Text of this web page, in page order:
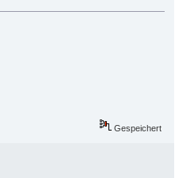
Gespeichert